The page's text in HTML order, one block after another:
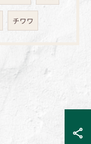
チワワ